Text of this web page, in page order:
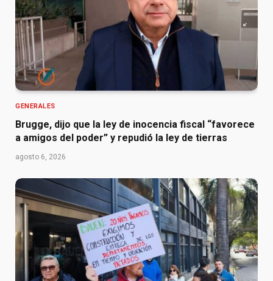
GENERALES
Brugge, dijo que la ley de inocencia fiscal “favorece
a amigos del poder” y repudió la ley de tierras
agosto 6, 2026